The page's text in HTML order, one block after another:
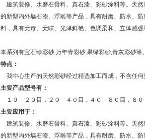
建筑装修、水磨石骨料、真石漆、彩砂涂料等。天
的新型内外墙石漆、浮雕等产品，具有耐磨、防水、
料，具有无毒、无味、光泽鲜艳、色调柔和、立体感
本系列有宝石绿彩砂,万年青彩砂,果绿彩砂,青灰彩砂等
特点：
我中心生产的天然彩砂经过精选加工而成，不含任
主要产品型号有：
１０－２０目，２０－４０目，４０－８０目，８０
主要应用于：
建筑装修、水磨石骨料、真石漆、彩砂涂料等。天
的新型内外墙石漆、浮雕等产品，具有耐磨、防水、